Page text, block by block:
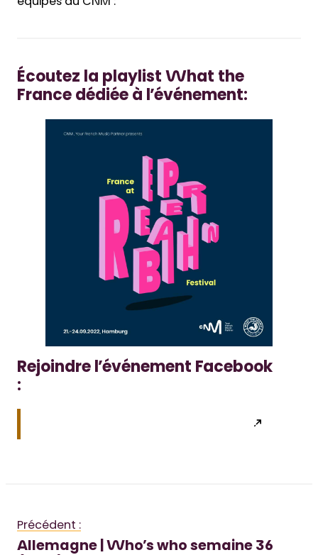
Écoutez la playlist What the
France dédiée à l’événement:
Rejoindre l’événement Facebook
:
Précédent :
Allemagne | Who’s who semaine 36